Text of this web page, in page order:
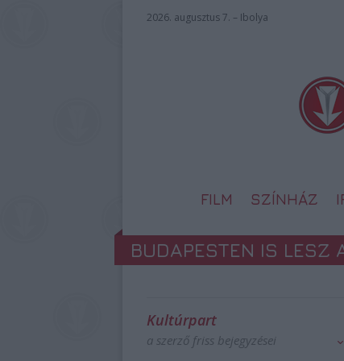
2026. augusztus 7. – Ibolya
FILM SZÍNHÁZ
BUDAPESTEN IS LESZ
Kultúrpart
a szerző friss bejegyzései